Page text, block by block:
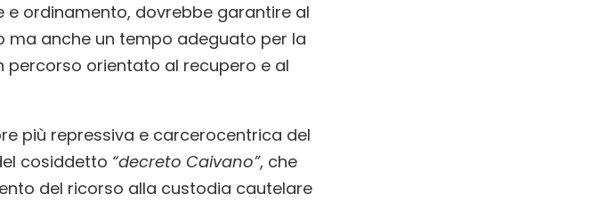
ordinamento, dovrebbe garantire al
ma anche un tempo adeguato per la
percorso orientato al recupero e al
più repressiva e carcerocentrica del
cosiddetto “decreto Caivano”, che
del ricorso alla custodia cautelare